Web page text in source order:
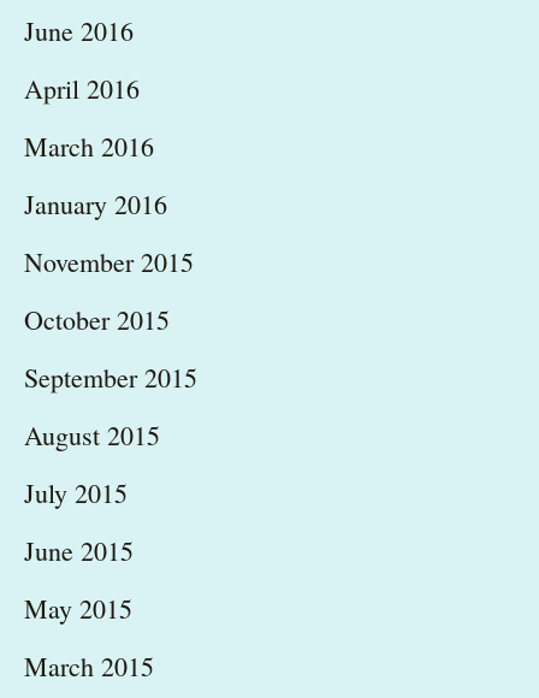
June 2016
April 2016
March 2016
January 2016
November 2015
October 2015
September 2015
August 2015
July 2015
June 2015
May 2015
March 2015